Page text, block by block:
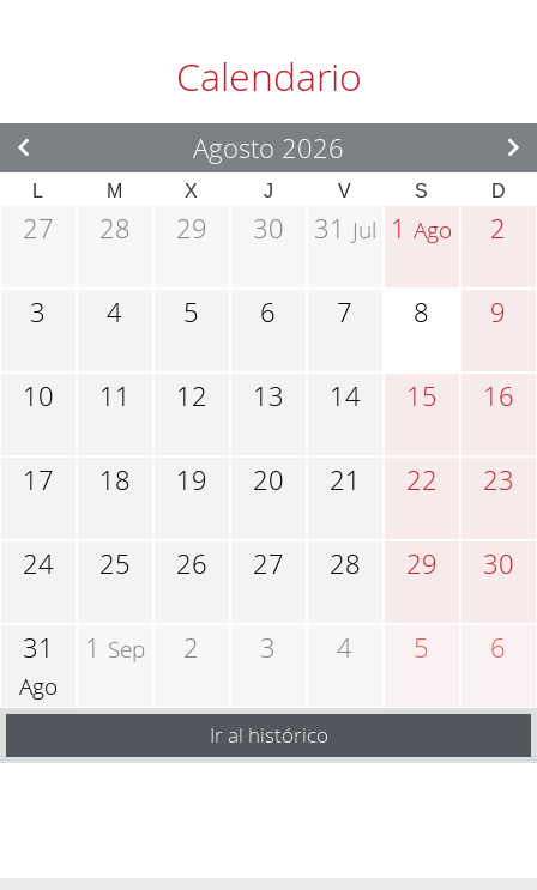
Calendario
Agosto 2026
L M X J V S D
27 28 29 30 31 Jul 1Ago 2
3 4 5 6 7 8 9
10 11 12 13 14 15 16
17 18 19 20 21 22 23
24 25 26 27 28 29 30
31
Ago
1 Sep 2 3 4 5 6
Ir al histórico